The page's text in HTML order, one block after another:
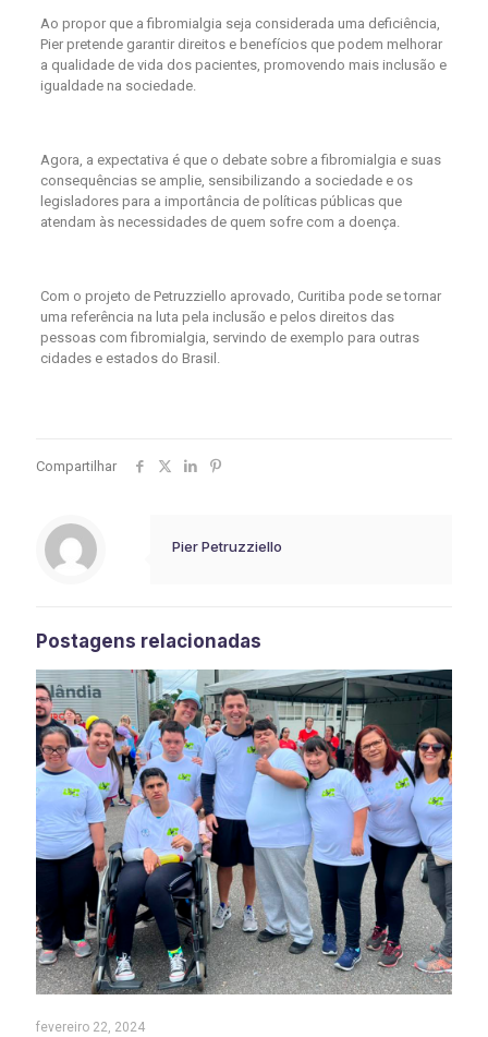
Ao propor que a fibromialgia seja considerada uma deficiência,
Pier pretende garantir direitos e benefícios que podem melhorar
a qualidade de vida dos pacientes, promovendo mais inclusão e
igualdade na sociedade.
Agora, a expectativa é que o debate sobre a fibromialgia e suas
consequências se amplie, sensibilizando a sociedade e os
legisladores para a importância de políticas públicas que
atendam às necessidades de quem sofre com a doença.
Com o projeto de Petruzziello aprovado, Curitiba pode se tornar
uma referência na luta pela inclusão e pelos direitos das
pessoas com fibromialgia, servindo de exemplo para outras
cidades e estados do Brasil.
Compartilhar
Pier Petruzziello
Postagens relacionadas
fevereiro 22, 2024